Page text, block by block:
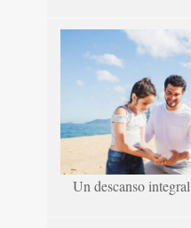
Un descanso integral